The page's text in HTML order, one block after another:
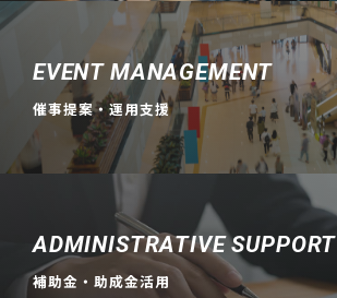
EVENT MANAGEMENT
催事提案・運用支援
ADMINISTRATIVE SUPPORT
補助金・助成金活用